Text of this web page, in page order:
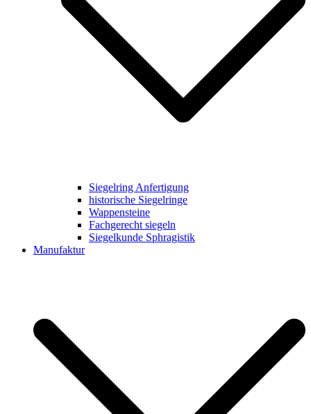
Siegelring Anfertigung
historische Siegelringe
Wappensteine
Fachgerecht siegeln
Siegelkunde Sphragistik
Manufaktur